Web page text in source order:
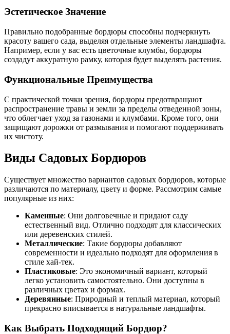
Эстетическое Значение
Правильно подобранные бордюры способны подчеркнуть
красоту вашего сада, выделяя отдельные элементы ландшафта.
Например, если у вас есть цветочные клумбы, бордюры
создадут аккуратную рамку, которая будет выделять растения.
Функциональные Преимущества
С практической точки зрения, бордюры предотвращают
распространение травы и земли за пределы отведенной зоны,
что облегчает уход за газонами и клумбами. Кроме того, они
защищают дорожки от размывания и помогают поддерживать
их чистоту.
Виды Садовых Бордюров
Существует множество вариантов садовых бордюров, которые
различаются по материалу, цвету и форме. Рассмотрим самые
популярные из них:
Каменные: Они долговечные и придают саду
естественный вид. Отлично подходят для классических
или деревенских стилей.
Металлические: Такие бордюры добавляют
современности и идеально подходят для оформления в
стиле хай-тек.
Пластиковые: Это экономичный вариант, который
легко установить самостоятельно. Они доступны в
различных цветах и формах.
Деревянные: Природный и теплый материал, который
прекрасно вписывается в натуральные ландшафты.
Как Выбрать Подходящий Бордюр?